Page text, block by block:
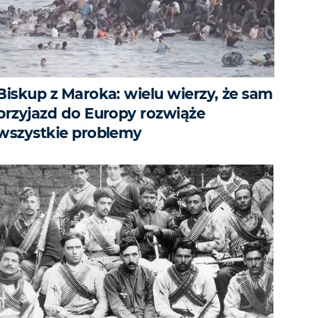
z Maroka: wielu wierzy, że sam
do Europy rozwiąże
problemy